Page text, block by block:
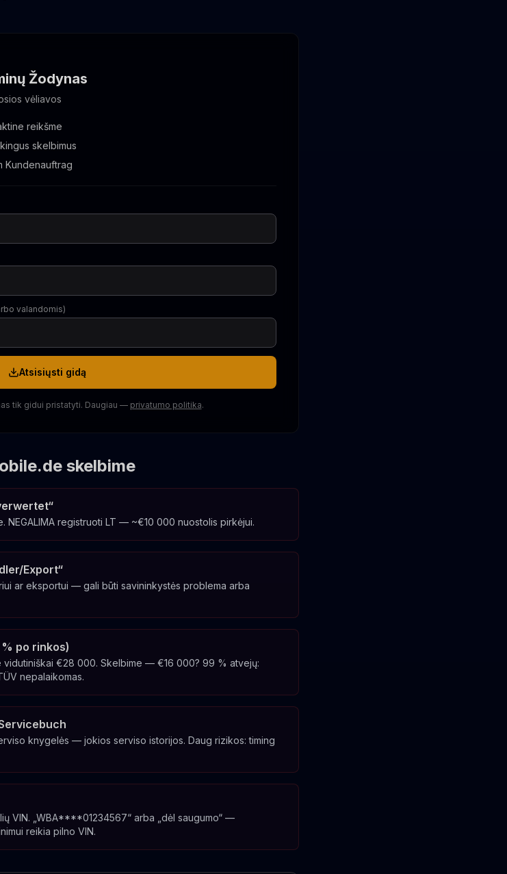
Žodynas
vėliavos
reikšme
skelbimus
Kundenauftrag
valandomis)
Atsisiųsti gidą
tik gidui pristatyti. Daugiau — privatumo politika.
skelbime
NEGALIMA registruoti LT — ~€10 000 nuostolis pirkėjui.
Export“
ar eksportui — gali būti savininkystės problema arba
po rinkos)
€28 000. Skelbime — €16 000? 99 % atvejų:
nepalaikomas.
knygelės — jokios serviso istorijos. Daug rizikos: timing
VIN. „WBA****01234567“ arba „dėl saugumo“ —
reikia pilno VIN.